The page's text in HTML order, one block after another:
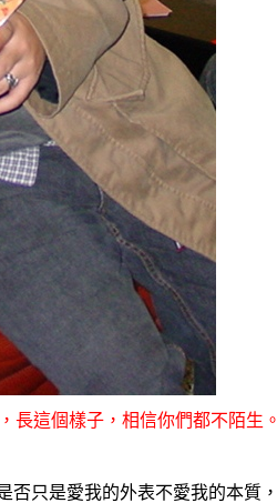
長這個樣子，相信你們都不陌生。
只是愛我的外表不愛我的本質，